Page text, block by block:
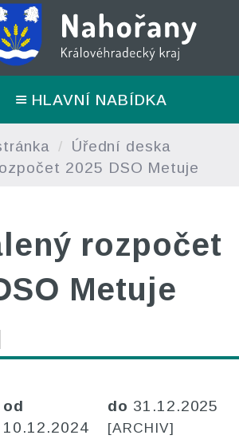
HLAVNÍ NABÍDKA
Úřední deska
2025 DSO Metuje
rozpočet
Metuje
od
10.12.2024
do 31.12.2025
[ARCHIV]